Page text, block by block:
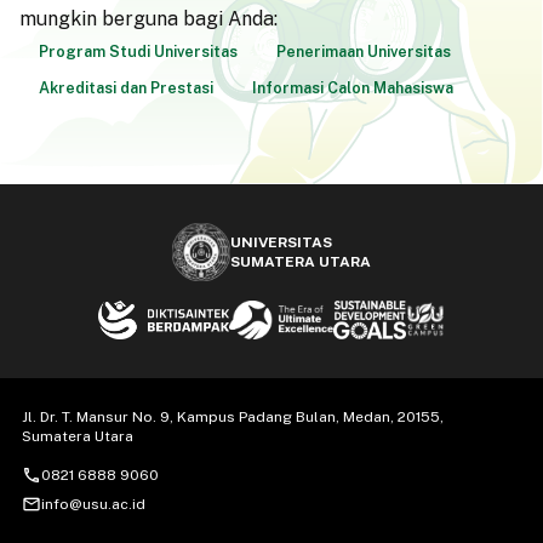
mungkin berguna bagi Anda:
Program Studi Universitas
Penerimaan Universitas
Akreditasi dan Prestasi
Informasi Calon Mahasiswa
UNIVERSITAS
SUMATERA UTARA
Jl. Dr. T. Mansur No. 9, Kampus Padang Bulan, Medan, 20155,
Sumatera Utara
call0821 6888 9060
mail_outlineinfo@usu.ac.id